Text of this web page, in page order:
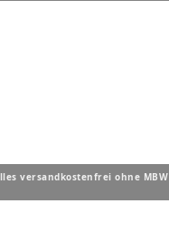
versandkostenfrei ohne MBW